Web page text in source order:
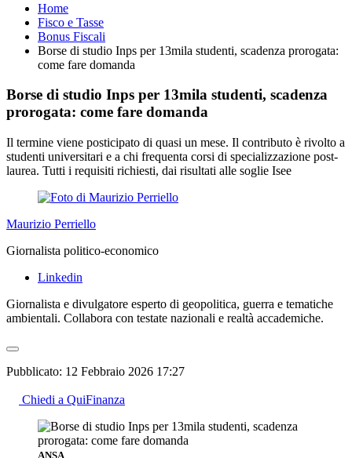
Home
Fisco e Tasse
Bonus Fiscali
Borse di studio Inps per 13mila studenti, scadenza prorogata:
come fare domanda
Borse di studio Inps per 13mila studenti, scadenza
prorogata: come fare domanda
Il termine viene posticipato di quasi un mese. Il contributo è rivolto a
studenti universitari e a chi frequenta corsi di specializzazione post-
laurea. Tutti i requisiti richiesti, dai risultati alle soglie Isee
Maurizio Perriello
Giornalista politico-economico
Linkedin
Giornalista e divulgatore esperto di geopolitica, guerra e tematiche
ambientali. Collabora con testate nazionali e realtà accademiche.
Pubblicato: 12 Febbraio 2026 17:27
Chiedi a QuiFinanza
ANSA